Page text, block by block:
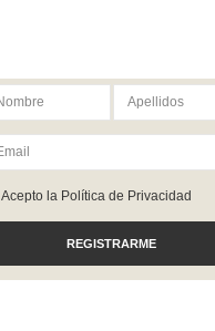
Acepto la Política de Privacidad
REGISTRARME